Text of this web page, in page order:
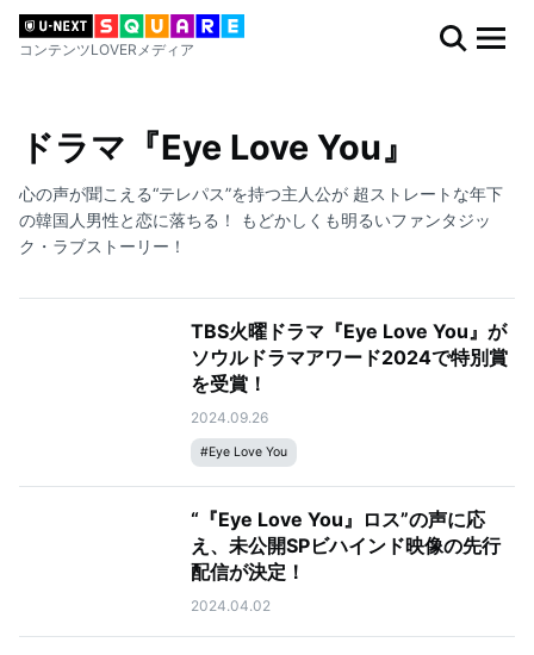
コンテンツLOVERメディア
ドラマ『Eye Love You』
心の声が聞こえる“テレパス”を持つ主人公が 超ストレートな年下
の韓国人男性と恋に落ちる！ もどかしくも明るいファンタジッ
ク・ラブストーリー！
TBS火曜ドラマ『Eye Love You』が
ソウルドラマアワード2024で特別賞
を受賞！
2024.09.26
#Eye Love You
“『Eye Love You』ロス”の声に応
え、未公開SPビハインド映像の先行
配信が決定！
2024.04.02